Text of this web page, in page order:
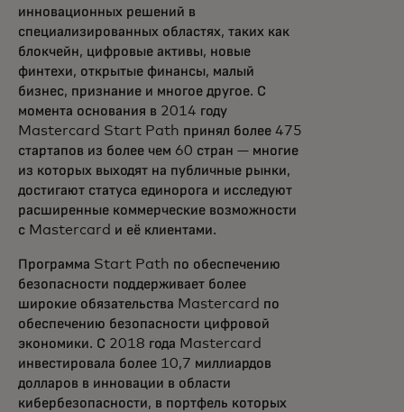
инновационных решений в
специализированных областях, таких как
блокчейн, цифровые активы, новые
финтехи, открытые финансы, малый
бизнес, признание и многое другое. С
момента основания в 2014 году
Mastercard Start Path принял более 475
стартапов из более чем 60 стран — многие
из которых выходят на публичные рынки,
достигают статуса единорога и исследуют
расширенные коммерческие возможности
с Mastercard и её клиентами.
Программа Start Path по обеспечению
безопасности поддерживает более
широкие обязательства Mastercard по
обеспечению безопасности цифровой
экономики. С 2018 года Mastercard
инвестировала более 10,7 миллиардов
долларов в инновации в области
кибербезопасности, в портфель которых